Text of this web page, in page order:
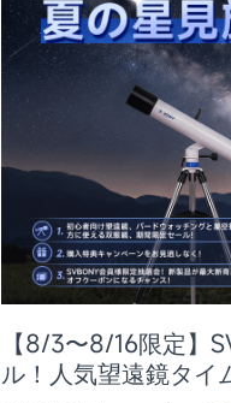
【8/3〜8/16限定】
ル！人気望遠鏡タイ